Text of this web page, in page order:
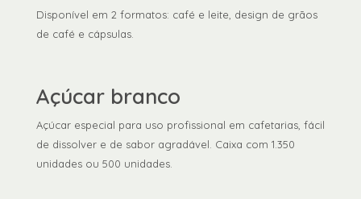
Disponível em 2 formatos: café e leite, design de grãos
de café e cápsulas.
Açúcar branco
Açúcar especial para uso profissional em cafetarias, fácil
de dissolver e de sabor agradável. Caixa com 1.350
unidades ou 500 unidades.